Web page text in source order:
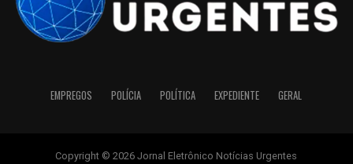
EMPREGOS POLÍCIA POLÍTICA EXPEDIENTE GERAL
Copyright © 2026 Jornal Eletrônico Notícias Urgentes